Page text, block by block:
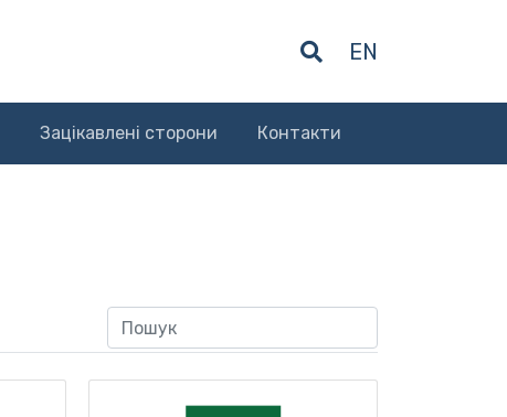
EN
Зацікавлені сторони Контакти